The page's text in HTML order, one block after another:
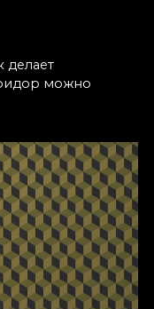
можно
Любите
свет и
которые
клеятся и
найдёте
прихожей обоями